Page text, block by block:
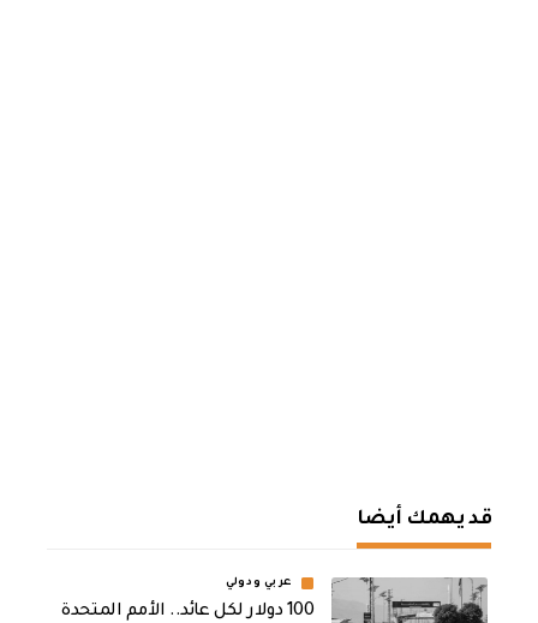
قد يهمك أيضا
عربي ودولي
100 دولار لكل عائد.. الأمم المتحدة